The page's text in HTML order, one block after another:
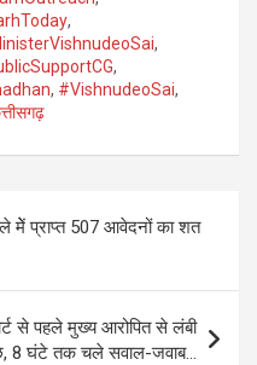
,
,
,
, #VishnudeoSai,
मेें प्राप्त 507 आवेदनों का शत
से पहले मुख्य आरोपित से लंबी
8 घंटे तक चले सवाल-जवाब…